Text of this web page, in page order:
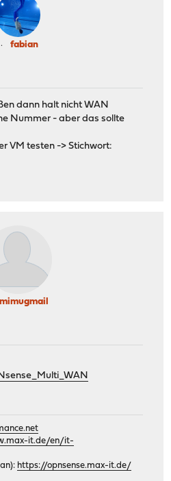
fabian
dann halt nicht WAN
Nummer - aber das sollte
VM testen -> Stichwort:
mimugmail
it.de/en/it-
https://opnsense.max-it.de/